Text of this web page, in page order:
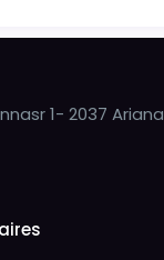
1- 2037 Ariana